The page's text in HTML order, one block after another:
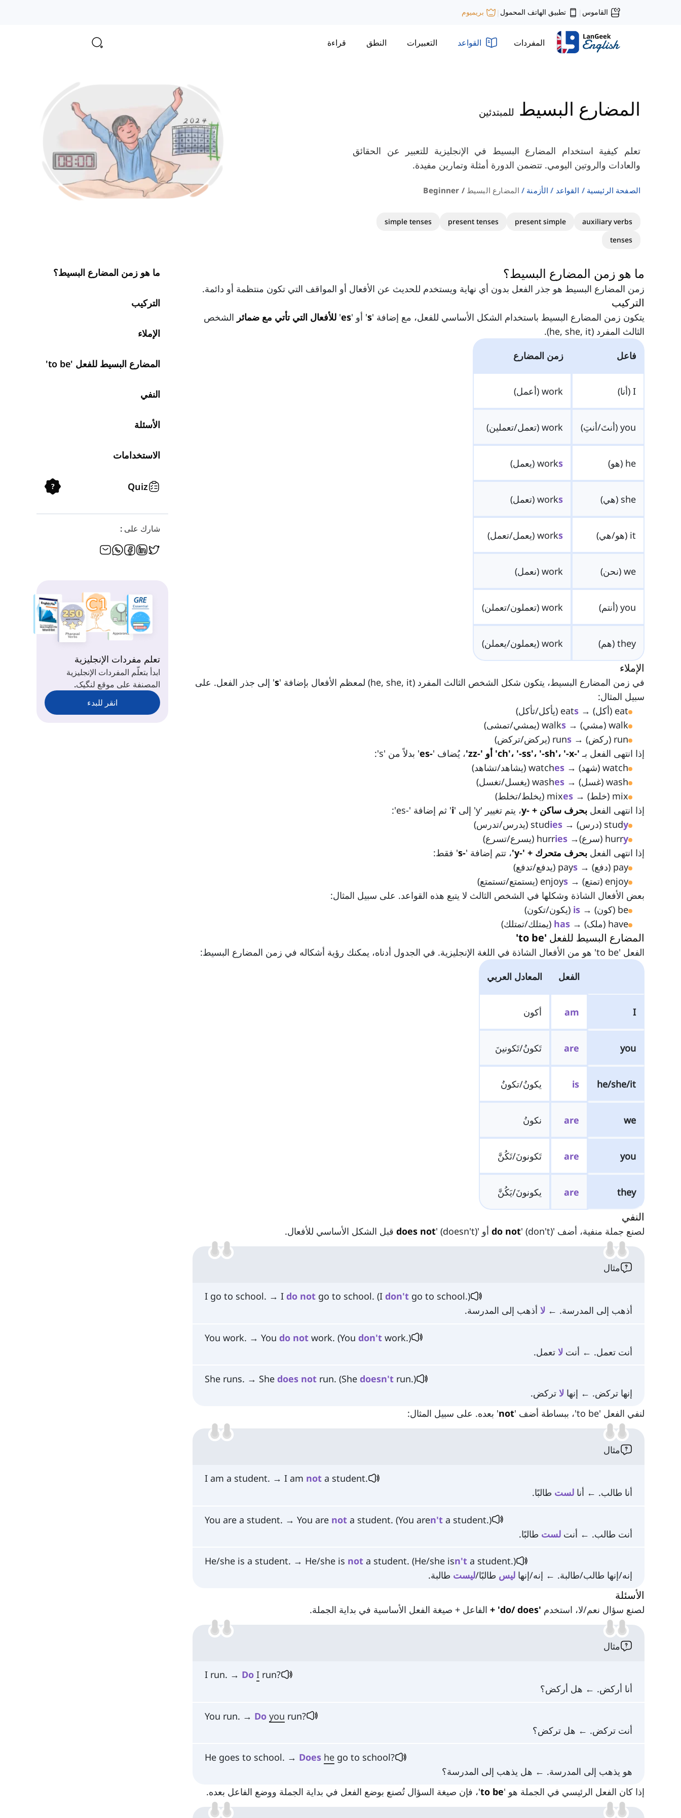
القاموس | تطبيق الهاتف المحمول | بريميوم
المفردات القواعد التعبيرات النطق قراءة
المضارع البسيط للمبتدئين
تعلم كيفية استخدام المضارع البسيط في الإنجليزية للتعبير عن الحقائق
والعادات والروتين اليومي. تتضمن الدورة أمثلة وتمارين مفيدة.
الصفحة الرئيسية القواعد الأزمنة المضارع البسيط / Beginner
auxiliary verbs
present simple
present tenses
simple tenses
tenses
ما هو زمن المضارع البسيط؟
زمن المضارع البسيط هو جذر الفعل بدون أي نهاية ويستخدم للحديث عن الأفعال أو المواقف التي تكون منتظمة أو دائمة.
التركيب
يتكون زمن المضارع البسيط باستخدام الشكل الأساسي للفعل، مع إضافة 's' أو 'es
' للأفعال التي تأتي مع ضمائر الشخص
الثالث المفرد (he, she, it).
فاعل
زمن المضارع
I (أنا) work (أعمل)
you (أنتَ/أنتِ) work (تعمل/تعملين)
he (هو) works (يعمل)
she (هي) works (تعمل)
it (هو/هي) works (يعمل/تعمل)
we (نحن) work (نعمل)
you (أنتم) work (تعملون/تعملن)
they (هم) work (يعملون/يعملن)
الإملاء
في زمن المضارع البسيط، يتكون شكل الشخص الثالث المفرد (he, she, it) لمعظم الأفعال بإضافة ' s' إلى جذر الفعل. على
سبيل المثال:
eat (أكل) → eat
s
(يأكل/تأكل)
walk (مشي) → walk
s
(يمشي/تمشى)
run (ركض) → run
s
(يركض/تركض)
إذا انتهى الفعل بـ '-ch'، '-ss'، '-sh'، '-x' أو '-zz' ، يُضاف '-es
' بدلاً من 's':
watch (شهد) → watch
es
(يشاهد/تشاهد)
wash (غسل) → wash
es
(يغسل/تغسل)
mix (خلط) → mix
es
(يخلط/تخلط)
إذا انتهى الفعل بحرف ساكن + -y ، يتم تغيير 'y' إلى ' i' ثم إضافة '-es':
study (درس) → stud ies
(يدرس/تدرس)
hurry (سرع)→ hurr ies
(يسرع/تسرع)
إذا انتهى الفعل بحرف متحرك + '-y' ، تتم إضافة '-s ' فقط:
pay (دفع) → pay
s
(يدفع/تدفع)
enjoy (تمتع) → enjoy
s
(يستمتع/تستمتع)
بعض الأفعال الشاذة وشكلها في الشخص الثالث لا يتبع هذه القواعد. على سبيل المثال:
be (کون) →
is (يكون/تكون)
have (ملک) →
has (يمتلك/تمتلك)
المضارع البسيط للفعل 'to be'
الفعل 'to be' هو من الأفعال الشاذة في اللغة الإنجليزية. في الجدول أدناه، يمكنك رؤية أشكاله في زمن المضارع البسيط:
الفعل
المعادل العربي
I
am أكون
you
are تَكونُ/تَكونينَ
he/she/it
is يكونُ/تكونُ
we
are نكونُ
you
are تَكونونَ/تَكُنَّ
they
are يكونونَ/يَكُنَّ
النفي
لصنع جملة منفية، أضف ' do not' (don't) أو ' does not' (doesn't) قبل الشكل الأساسي للأفعال.
مثال
I go to school. → Ido not go to school. (Idon't go to school.)
أذهب إلى المدرسة. ← لا أذهب إلى المدرسة.
You work. → Youdo not work. (Youdon't work.)
أنت تعمل. ← أنت لا تعمل.
She runs. → Shedoes not run. (Shedoesn't run.)
إنها تركض. ← إنها لا تركض.
لنفي الفعل 'to be'، ببساطة أضف '
not' بعده. على سبيل المثال:
مثال
I am a student. → I am not a student.
أنا طالب. ← أنا لست طالبًا.
You are a student. → You are not a student. (You aren't a student.)
أنت طالب. ← أنت لست طالبًا.
He/she is a student. → He/she is not a student. (He/she isn't a student.)
إنه/إنها طالب/طالبة. ← إنه/إنها ليس طالبًا/ليست طالبة.
الأسئلة
لصنع سؤال نعم/لا، استخدم 'do/ does' + الفاعل + صيغة الفعل الأساسية في بداية الجملة.
مثال
I run. → Do I run?
أنا أركض. ← هل أركض؟
You run. → Do you run?
أنت تركض. ← هل تركض؟
He goes to school. → Does he go to school?
هو يذهب إلى المدرسة. ← هل يذهب إلى المدرسة؟
إذا كان الفعل الرئيسي في الجملة هو 'to be'، فإن صيغة السؤال تُصنع بوضع الفعل في بداية الجملة ووضع الفاعل بعده.
ما هو زمن المضارع البسيط؟
التركيب
الإملاء
المضارع البسيط للفعل 'to be'
النفي
الأسئلة
الاستخدامات
Quiz
?
شارك على :
تعلم مفردات الإنجليزية
ابدأ بتعلّم المفردات الإنجليزية
المصنفة على موقع لنگیک.
انقر للبدء